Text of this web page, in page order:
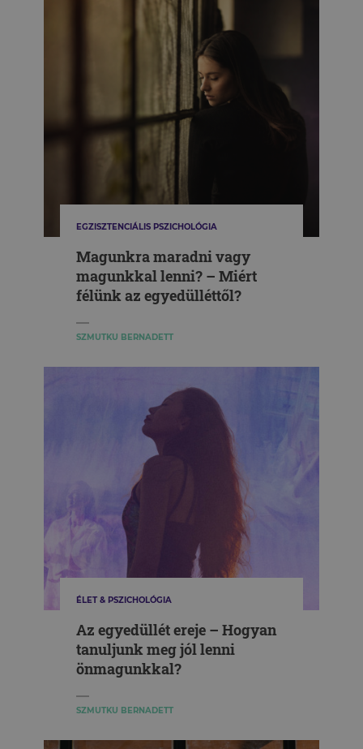
EGZISZTENCIÁLIS PSZICHOLÓGIA
Magunkra maradni vagy
magunkkal lenni? – Miért
félünk az egyedülléttől?
SZMUTKU BERNADETT
ÉLET & PSZICHOLÓGIA
Az egyedüllét ereje – Hogyan
tanuljunk meg jól lenni
önmagunkkal?
SZMUTKU BERNADETT